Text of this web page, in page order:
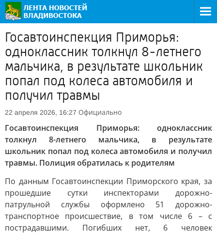
Госавтоинспекция Приморья:
одноклассник толкнул 8-летнего
мальчика, в результате школьник
попал под колеса автомобиля и
получил травмы
22 апреля 2026, 16:27 Официально
Госавтоинспекция Приморья: одноклассник
толкнул 8-летнего мальчика, в результате
школьник попал под колеса автомобиля и получил
травмы. Полиция обратилась к родителям
По данным Госавтоинспекции Приморского края, за
прошедшие сутки инспекторами дорожно-
патрульной службы оформлено 51 дорожно-
транспортное происшествие, в том числе 6 – с
пострадавшими. Погибших нет, 6 человек